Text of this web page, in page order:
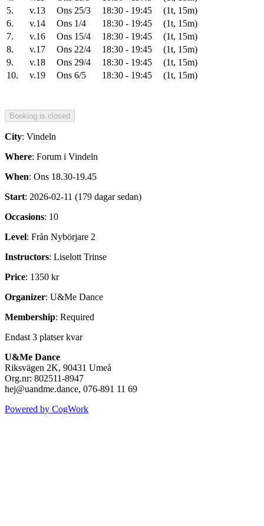
5.
v.13 Ons 25/3 18:30 - 19:45
(1t, 15m)
6.
v.14 Ons 1/4 18:30 - 19:45
(1t, 15m)
7.
v.16 Ons 15/4 18:30 - 19:45
(1t, 15m)
8.
v.17 Ons 22/4 18:30 - 19:45
(1t, 15m)
9.
v.18 Ons 29/4 18:30 - 19:45
(1t, 15m)
10.
v.19 Ons 6/5 18:30 - 19:45 (1t, 15m)
City: Vindeln
Where: Forum i Vindeln
When: Ons 18.30-19.45
Start: 2026-02-11 (179 dagar sedan)
Occasions: 10
Level: Från Nybörjare 2
Instructors: Liselott Trinse
Price: 1350 kr
Organizer: U&Me Dance
Membership: Required
Endast 3 platser kvar
U&Me Dance
Riksvägen 2K, 90431 Umeå
Org.nr: 802511-8947
hej@uandme.dance, 076-891 11 69
Powered by CogWork